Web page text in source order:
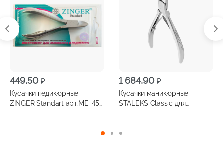
449,50 ₽
Кусачки педикюрные
ZINGER Standart арт.МЕ-45-
1 684,90 ₽
Кусачки маникюрные
STALEKS Classic для
лезвия 14мм, арт.NС-63-14